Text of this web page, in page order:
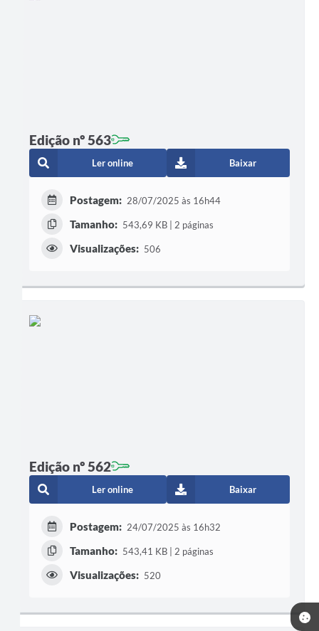
Edição nº 563
Ler online Baixar
Postagem: 28/07/2025 às 16h44
Tamanho: 543,69 KB | 2 páginas
Visualizações: 506
Edição nº 562
Ler online Baixar
Postagem: 24/07/2025 às 16h32
Tamanho: 543,41 KB | 2 páginas
Visualizações: 520